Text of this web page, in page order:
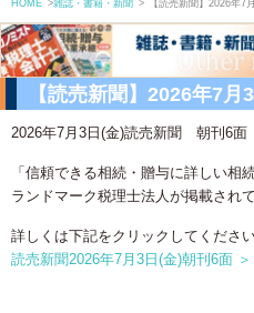
HOME >雑誌・書籍・新聞 > 【読売新聞】2026年7
【読売新聞】2026年7
2026年7月3日(金)読売新聞 朝刊6面
「信頼できる相続・贈与に詳しい相
ランドマーク税理士法人が掲載され
詳しくは下記をクリックしてくださ
読売新聞2026年7月3日(金)朝刊6面 ＞